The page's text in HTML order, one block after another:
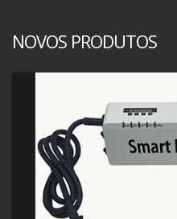
NOVOS PRODUTOS